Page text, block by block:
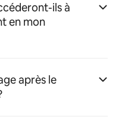
ils à
en mon
après le